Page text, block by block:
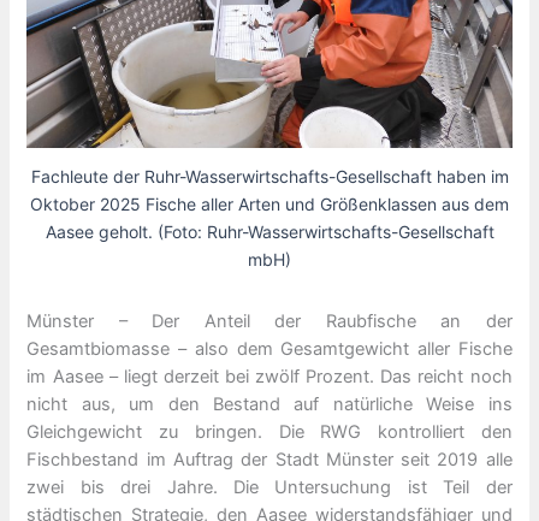
Fachleute der Ruhr-Wasserwirtschafts-Gesellschaft haben im
Oktober 2025 Fische aller Arten und Größenklassen aus dem
Aasee geholt. (Foto: Ruhr-Wasserwirtschafts-Gesellschaft
mbH)
Münster – Der Anteil der Raubfische an der
Gesamtbiomasse – also dem Gesamtgewicht aller Fische
im Aasee – liegt derzeit bei zwölf Prozent. Das reicht noch
nicht aus, um den Bestand auf natürliche Weise ins
Gleichgewicht zu bringen. Die RWG kontrolliert den
Fischbestand im Auftrag der Stadt Münster seit 2019 alle
zwei bis drei Jahre. Die Untersuchung ist Teil der
städtischen Strategie, den Aasee widerstandsfähiger und